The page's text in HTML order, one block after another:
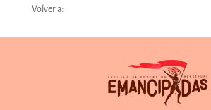
Volver a: